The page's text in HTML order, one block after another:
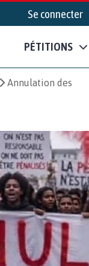
Se connecter
PÉTITIONS
Annulation des